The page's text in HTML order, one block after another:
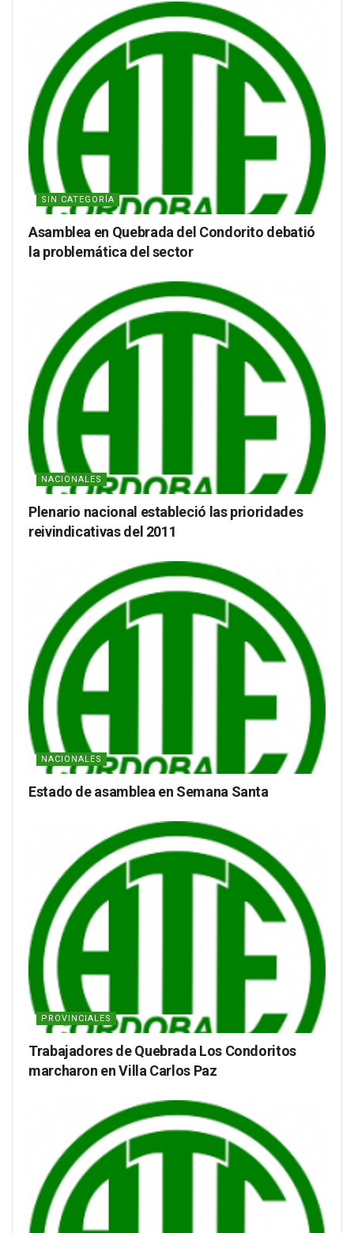
SIN CATEGORÍA
Asamblea en Quebrada del Condorito debatió
la problemática del sector
NACIONALES
Plenario nacional estableció las prioridades
reivindicativas del 2011
NACIONALES
Estado de asamblea en Semana Santa
PROVINCIALES
Trabajadores de Quebrada Los Condoritos
marcharon en Villa Carlos Paz